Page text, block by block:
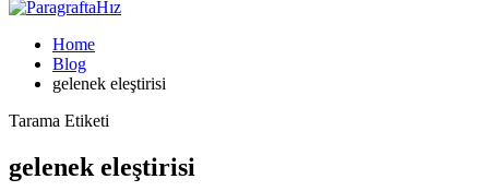
Home
Blog
gelenek eleştirisi
Tarama Etiketi
gelenek eleştirisi